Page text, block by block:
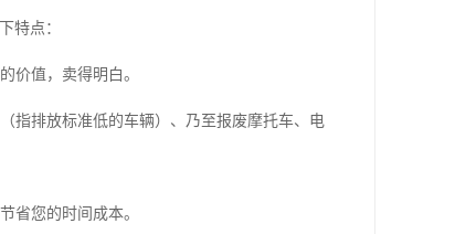
特点：
价值，卖得明白。
指排放标准低的车辆）、乃至报废摩托车、电
省您的时间成本。